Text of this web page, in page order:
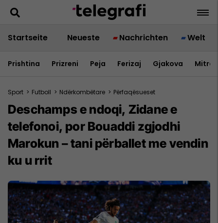
Startseite Neueste Nachrichten Welt
Prishtina Prizreni Peja Ferizaj Gjakova
Sport > Futboll > Ndërkombëtare > Përfaqësueset
Deschamps e ndoqi, Zidane e
telefonoi, por Bouaddi zgjodhi
Marokun – tani përballet me vendin
ku u rrit